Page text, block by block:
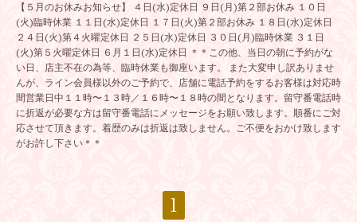
【５月のお休みお知らせ】 ４日(水)定休日 ９日(月)第２部お休み １０日
(火)臨時休業 １１日(水)定休日 １７日(火)第２部お休み １８日(水)定休日
２４日(火)第４火曜定休日 ２５日(水)定休日 ３０日(月)臨時休業 ３１日
(火)第５火曜定休日 ６月１日(水)定休日 ＊＊この他、当日の朝に予約がな
い日、店主不在の為等、臨時休業も御座います。 また大変申し訳ありませ
んが、ライン会員様以外のご予約で、店舗に電話予約をするお客様は対応時
間営業日中１１時〜１３時／１６時〜１８時の間となります。留守番電話時
に折返が必要な方は留守番電話にメッセージをお願い致します。順番にご対
応させて頂きます。着歴のみは折返は致しません。ご不便をおかけ致します
がお許し下さい＊＊
1